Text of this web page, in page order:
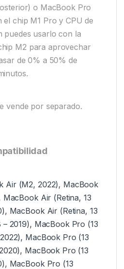
o MacBook Pro
el chip M1 Pro y CPU de
puedes usarlo con la
M2 para aprovechar
de 0% a 50% de
vende por separado.
Air (M2, 2022), MacBook
MacBook Air (Retina, 13
MacBook Air (Retina, 13
– 2019), MacBook Pro (13
MacBook Pro (13
MacBook Pro (13
MacBook Pro (13